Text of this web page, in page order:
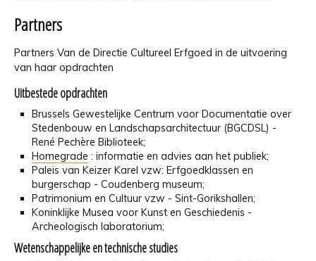
Partners
Partners Van de Directie Cultureel Erfgoed in de uitvoering
van haar opdrachten
Uitbestede opdrachten
Brussels Gewestelijke Centrum voor Documentatie over
Stedenbouw en Landschapsarchitectuur (BGCDSL) -
René Pechère Biblioteek;
Homegrade : informatie en advies aan het publiek;
Paleis van Keizer Karel vzw: Erfgoedklassen en
burgerschap - Coudenberg museum;
Patrimonium en Cultuur vzw - Sint-Gorikshallen;
Koninklijke Musea voor Kunst en Geschiedenis -
Archeologisch laboratorium;
Wetenschappelijke en technische studies